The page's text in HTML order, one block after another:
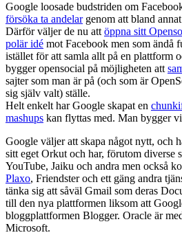
Google loosade budstriden om
försöka ta andelargenom att bland
Därför väljer de nu att öppna sitt
polär idé mot Facebook men som ändå
istället för att samla allt på en plattform
bygger opensocial på möjligheten att
sajter som man är på (och som är
sig själv valt) ställe.
Helt enkelt har Google skapat en
mashups kan flyttas med. Man bygger
Google väljer att skapa något nytt, och
sitt eget Orkut och har, förutom diverse
YouTube, Jaiku och andra men också
Plaxo, Friendster och ett gäng andra
tänka sig att såväl Gmail som deras
till den nya plattformen liksom att
bloggplattformen Blogger. Oracle är
Microsoft.